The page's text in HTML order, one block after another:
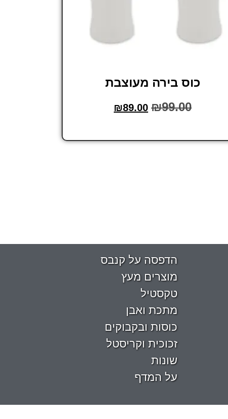
כוס בירה מעוצבת
₪99.00
₪89.00
הדפסה על קנבס
מוצרים מעץ
טקסטיל
מתכת ואבן
כוסות ובקבוקים
זכוכית וקריסטל
שונות
על המדף